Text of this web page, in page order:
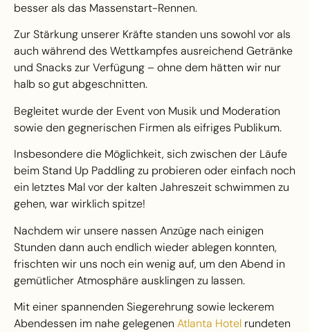
besser als das Massenstart-Rennen.
Zur Stärkung unserer Kräfte standen uns sowohl vor als
auch während des Wettkampfes ausreichend Getränke
und Snacks zur Verfügung – ohne dem hätten wir nur
halb so gut abgeschnitten.
Begleitet wurde der Event von Musik und Moderation
sowie den gegnerischen Firmen als eifriges Publikum.
Insbesondere die Möglichkeit, sich zwischen der Läufe
beim Stand Up Paddling zu probieren oder einfach noch
ein letztes Mal vor der kalten Jahreszeit schwimmen zu
gehen, war wirklich spitze!
Nachdem wir unsere nassen Anzüge nach einigen
Stunden dann auch endlich wieder ablegen konnten,
frischten wir uns noch ein wenig auf, um den Abend in
gemütlicher Atmosphäre ausklingen zu lassen.
Mit einer spannenden Siegerehrung sowie leckerem
Abendessen im nahe gelegenen Atlanta Hotel rundeten